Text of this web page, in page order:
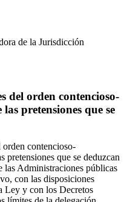
de la Jurisdicción
del orden contencioso-
pretensiones que se
contencioso-
pretensiones que se deduzcan
las Administraciones públicas
con las disposiciones
Ley y con los Decretos